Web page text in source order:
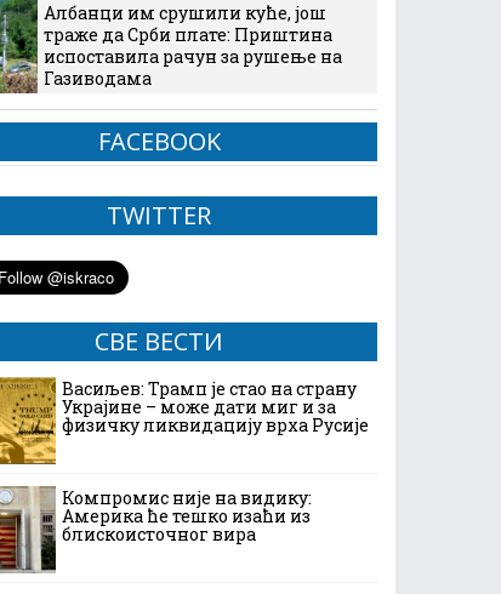
Албанци им срушили куће, још
траже да Срби плате: Приштина
испоставила рачун за рушење на
Газиводама
FACEBOOK
TWITTER
СВЕ ВЕСТИ
Васиљев: Трамп је стао на страну
Украјине – може дати миг и за
физичку ликвидацију врха Русије
Компромис није на видику:
Америка ће тешко изаћи из
блискоисточног вира